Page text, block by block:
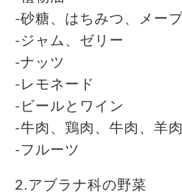
-砂糖、はちみつ、メー
-ジャム、ゼリー
-ナッツ
-レモネード
-ビールとワイン
-牛肉、鶏肉、牛肉、羊肉
-フルーツ
2.アブラナ科の野菜